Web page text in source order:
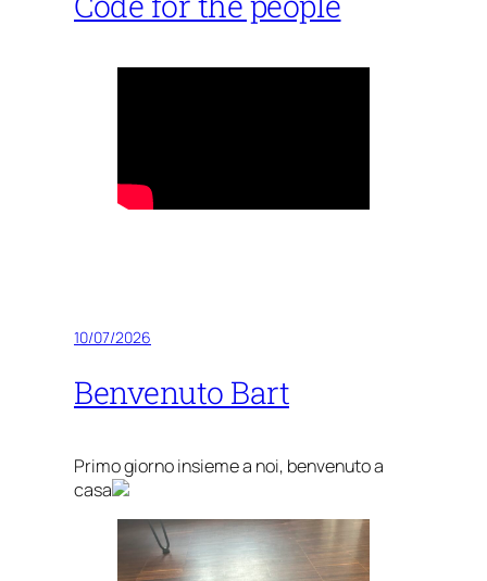
10/07/2026
Benvenuto Bart
Primo giorno insieme a noi, benvenuto a
casa